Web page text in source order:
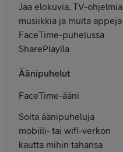
Jaa elokuvia, TV-ohjelmia,
musiikkia ja muita appeja
FaceTime-puhelussa
SharePlaylla
Äänipuhelut
FaceTime-ääni
Soita äänipuheluja
mobiili‑ tai wifi-verkon
kautta mihin tahansa